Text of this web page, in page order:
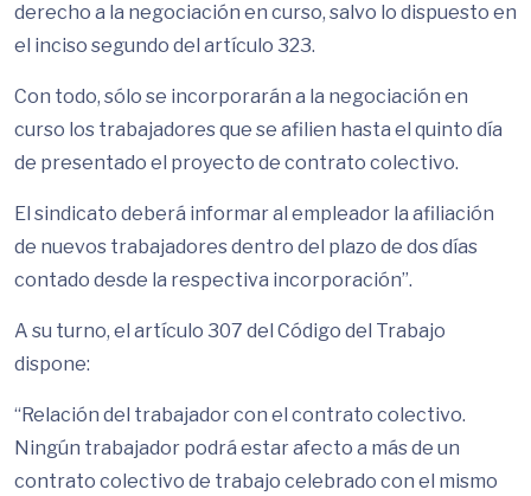
derecho a la negociación en curso, salvo lo dispuesto en
el inciso segundo del artículo 323.
Con todo, sólo se incorporarán a la negociación en
curso los trabajadores que se afilien hasta el quinto día
de presentado el proyecto de contrato colectivo.
El sindicato deberá informar al empleador la afiliación
de nuevos trabajadores dentro del plazo de dos días
contado desde la respectiva incorporación”.
A su turno, el artículo 307 del Código del Trabajo
dispone:
“Relación del trabajador con el contrato colectivo.
Ningún trabajador podrá estar afecto a más de un
contrato colectivo de trabajo celebrado con el mismo